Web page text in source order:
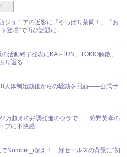
ジュニアの近影に「やっぱり菊岡！」『お
登場”で再び話題に
活動終了発表にKAT-TUN、TOKIO解散、
り返る
8人体制始動後からの騒動を回顧――公式サ
万超えの好調発進のウラで……狩野英孝の
プに不快感
でNumber_i超え！ 好セールスの背景に“初